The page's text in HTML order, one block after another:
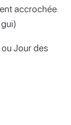
accrochée
ou Jour des